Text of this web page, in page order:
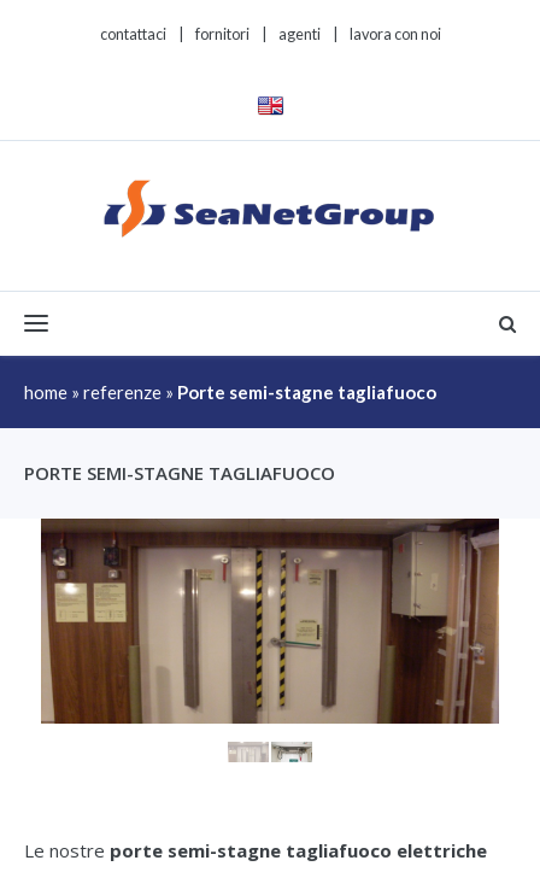
contattaci fornitori agenti lavora con noi
Toggle navigation
home » referenze » Porte semi-stagne tagliafuoco
PORTE SEMI-STAGNE TAGLIAFUOCO
Le nostre porte semi-stagne tagliafuoco elettriche